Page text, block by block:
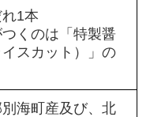
1本
くのは「特製醤
スカット）」の
海町産及び、北